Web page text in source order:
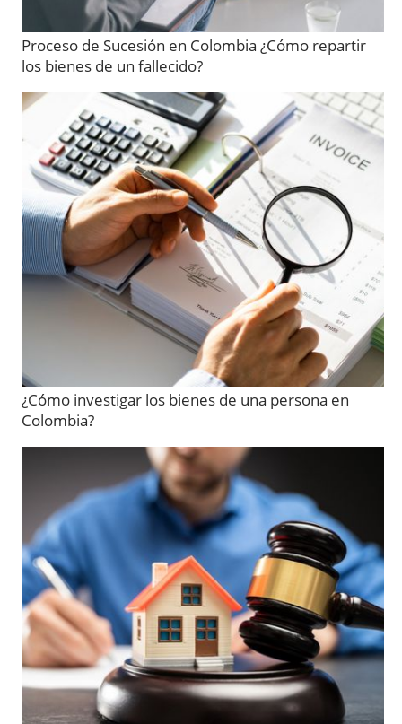
Proceso de Sucesión en Colombia ¿Cómo repartir
los bienes de un fallecido?
¿Cómo investigar los bienes de una persona en
Colombia?